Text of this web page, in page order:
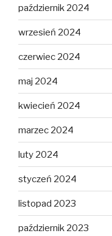
październik 2024
wrzesień 2024
czerwiec 2024
maj 2024
kwiecień 2024
marzec 2024
luty 2024
styczeń 2024
listopad 2023
październik 2023